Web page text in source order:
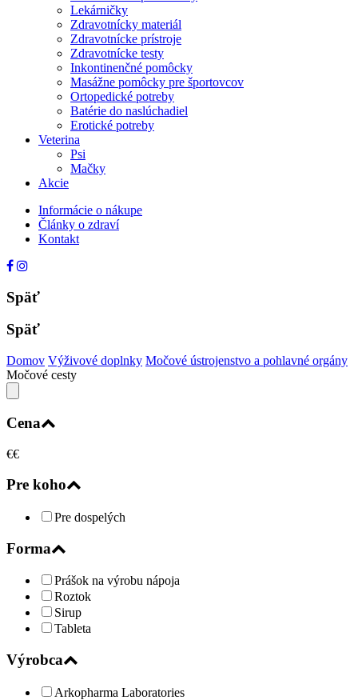
Lekárničky
Zdravotnícky materiál
Zdravotnícke prístroje
Zdravotnícke testy
Inkontinenčné pomôcky
Masážne pomôcky pre športovcov
Ortopedické potreby
Batérie do naslúchadiel
Erotické potreby
Veterina
Psi
Mačky
Akcie
Informácie o nákupe
Články o zdraví
Kontakt
Späť
Späť
Domov Výživové doplnky Močové ústrojenstvo a pohlavné orgány
Močové cesty
Cena
€€
Pre koho
Pre dospelých
Forma
Prášok na výrobu nápoja
Roztok
Sirup
Tableta
Výrobca
Arkopharma Laboratories